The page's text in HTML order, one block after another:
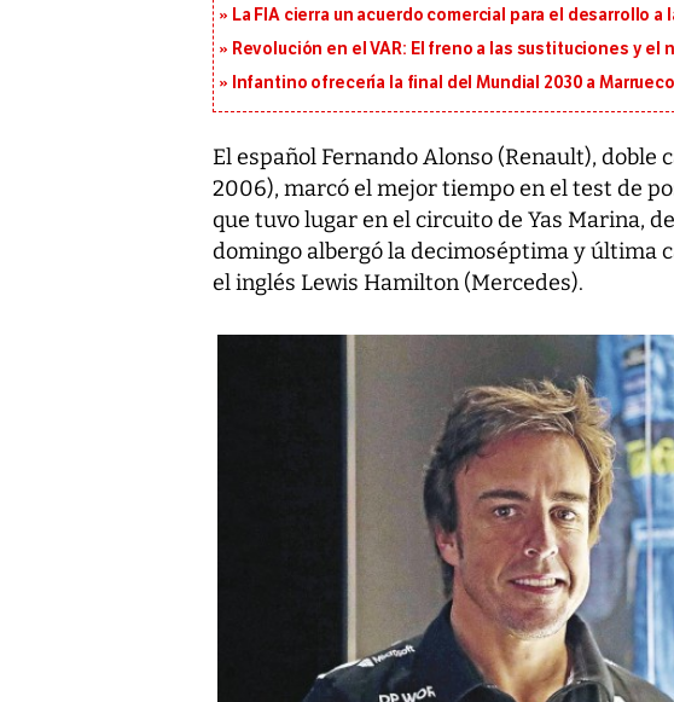
La FIA cierra un acuerdo comercial para el desarrollo a
Revolución en el VAR: El freno a las sustituciones y el
Infantino ofrecería la final del Mundial 2030 a
El español Fernando Alonso (Renault), doble
2006), marcó el mejor tiempo en el test de
que tuvo lugar en el circuito de Yas Marina,
domingo albergó la decimoséptima y última
el inglés Lewis Hamilton (Mercedes).